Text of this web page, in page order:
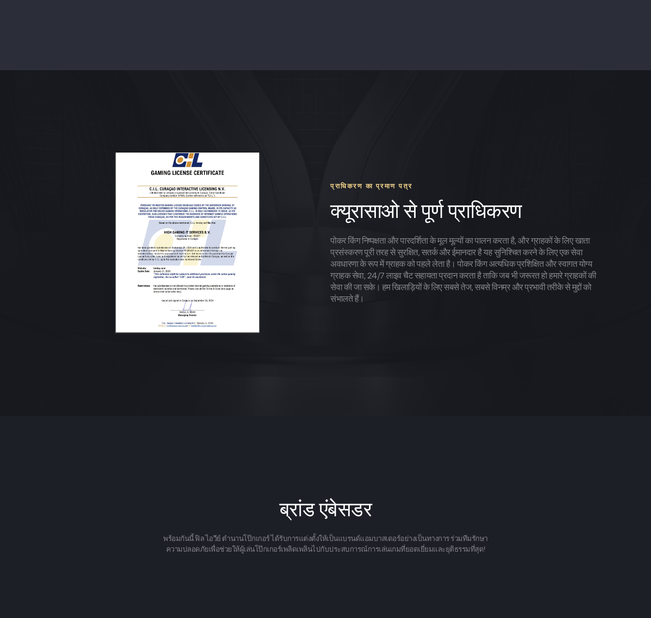
प्राधिकरण का प्रमाण पत्र
क्यूरासाओ से पूर्ण प्राधिकरण
पोकर किंग निष्पक्षता और पारदर्शिता के मूल मूल्यों का पालन करता है, और ग्राहकों के लिए खाता
प्रसंस्करण पूरी तरह से सुरक्षित, सतर्क और ईमानदार है यह सुनिश्चित करने के लिए एक सेवा
अवधारणा के रूप में ग्राहक को पहले लेता है। पोकर किंग अत्यधिक प्रशिक्षित और स्वागत योग्य
ग्राहक सेवा, 24/7 लाइव चैट सहायता प्रदान करता है ताकि जब भी जरूरत हो हमारे ग्राहकों की
सेवा की जा सके। हम खिलाड़ियों के लिए सबसे तेज, सबसे विनम्र और प्रभावी तरीके से मुद्दों को
संभालते हैं।
ब्रांड एंबेसडर
พร้อมกันนี้ ฟิล ไอวีย์ ตำนานโป๊กเกอร์ ได้รับการแต่งตั้งให้เป็นแบรนด์แอมบาสเดอร์อย่างเป็นทางการ ร่วมทีมรักษา
ความปลอดภัยเพื่อช่วยให้ผู้เล่นโป๊กเกอร์เพลิดเพลินไปกับประสบการณ์การเล่นเกมที่ยอดเยี่ยมและยุติธรรมที่สุด!